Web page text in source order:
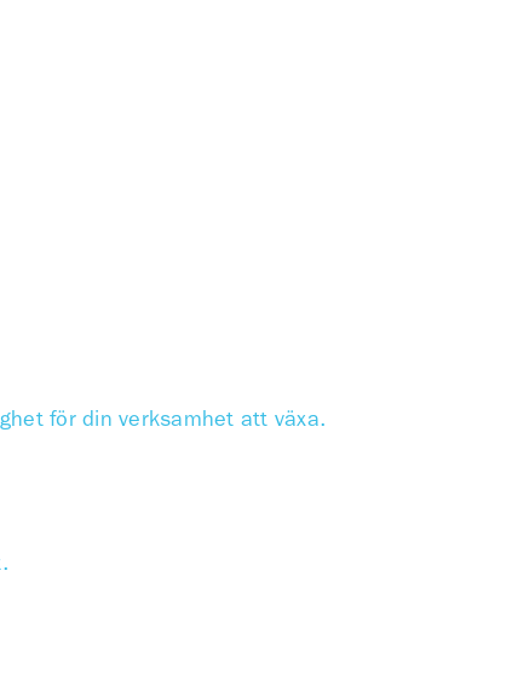
för din verksamhet att växa.